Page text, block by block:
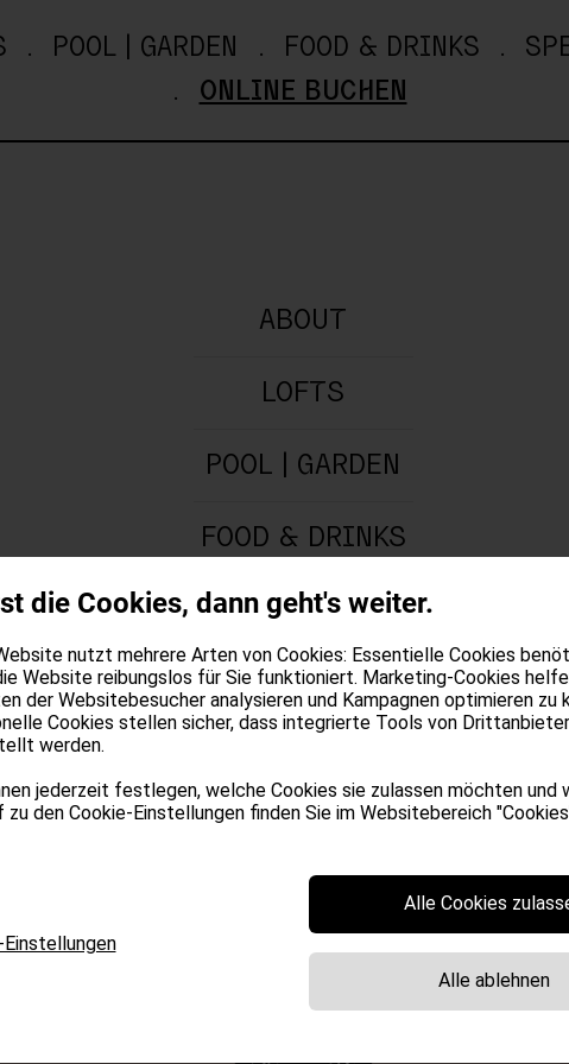
POOL | GARDEN FOOD & DRINKS
ONLINE BUCHEN
ABOUT
LOFTS
POOL | GARDEN
FOOD & DRINKS
SPECIALS
ANFRAGE
oder Feiertagen ist ein
die Cookies, dann geht's weiter.
nutzt mehrere Arten von Cookies: Essentielle Cookies
Website reibungslos für Sie funktioniert. Marketing-Cookies
der Websitebesucher analysieren und Kampagnen optimieren zu
Cookies stellen sicher, dass integrierte Tools von
werden.
jederzeit festlegen, welche Cookies sie zulassen möchten und
den Cookie-Einstellungen finden Sie im Websitebereich
Alle Cookies
Alle ablehnen